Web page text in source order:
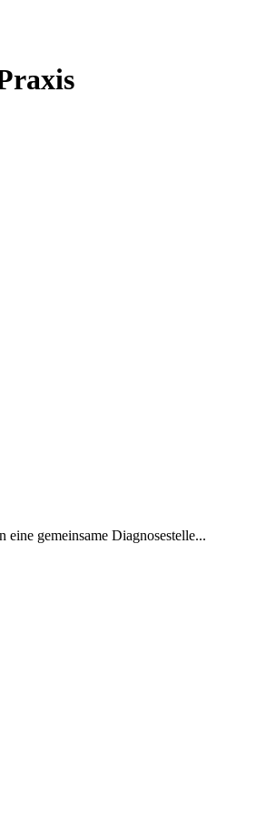
gemeinsame Diagnosestelle...